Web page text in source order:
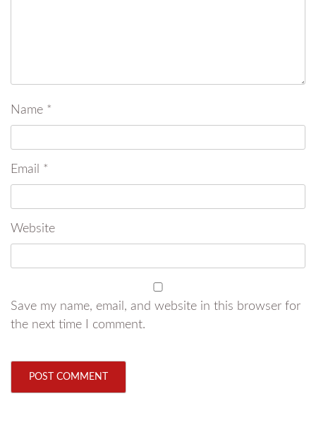
Name *
Email *
Website
Save my name, email, and website in this browser for
the next time I comment.